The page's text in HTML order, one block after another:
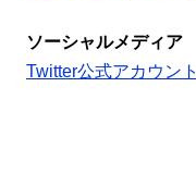
ソーシャルメディア
Twitter公式アカウント